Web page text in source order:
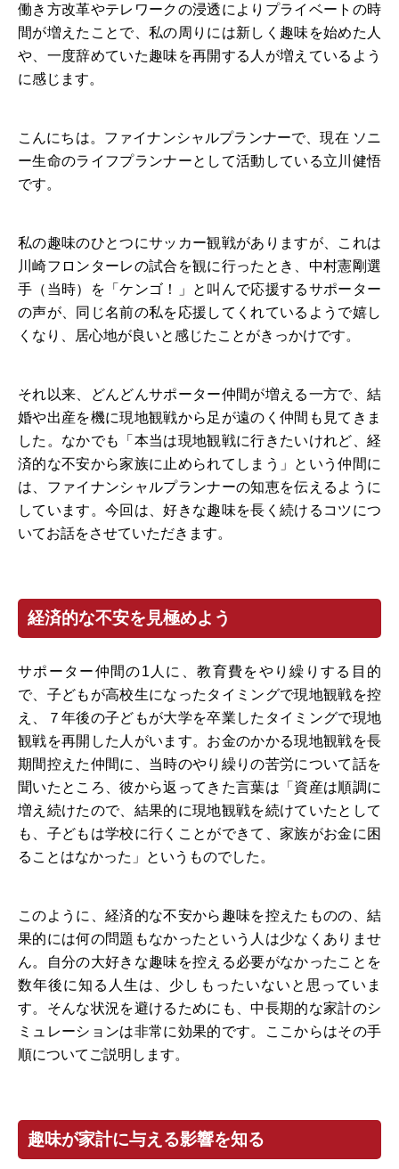
働き方改革やテレワークの浸透によりプライベートの時
間が増えたことで、私の周りには新しく趣味を始めた人
や、一度辞めていた趣味を再開する人が増えているよう
に感じます。
こんにちは。ファイナンシャルプランナーで、現在 ソニ
ー生命のライフプランナーとして活動している立川健悟
です。
私の趣味のひとつにサッカー観戦がありますが、これは
川崎フロンターレの試合を観に行ったとき、中村憲剛選
手（当時）を「ケンゴ！」と叫んで応援するサポーター
の声が、同じ名前の私を応援してくれているようで嬉し
くなり、居心地が良いと感じたことがきっかけです。
それ以来、どんどんサポーター仲間が増える一方で、結
婚や出産を機に現地観戦から足が遠のく仲間も見てきま
した。なかでも「本当は現地観戦に行きたいけれど、経
済的な不安から家族に止められてしまう」という仲間に
は、ファイナンシャルプランナーの知恵を伝えるように
しています。今回は、好きな趣味を長く続けるコツにつ
いてお話をさせていただきます。
経済的な不安を見極めよう
サポーター仲間の1人に、教育費をやり繰りする目的
で、子どもが高校生になったタイミングで現地観戦を控
え、７年後の子どもが大学を卒業したタイミングで現地
観戦を再開した人がいます。お金のかかる現地観戦を長
期間控えた仲間に、当時のやり繰りの苦労について話を
聞いたところ、彼から返ってきた言葉は「資産は順調に
増え続けたので、結果的に現地観戦を続けていたとして
も、子どもは学校に行くことができて、家族がお金に困
ることはなかった」というものでした。
このように、経済的な不安から趣味を控えたものの、結
果的には何の問題もなかったという人は少なくありませ
ん。自分の大好きな趣味を控える必要がなかったことを
数年後に知る人生は、少しもったいないと思っていま
す。そんな状況を避けるためにも、中長期的な家計のシ
ミュレーションは非常に効果的です。ここからはその手
順についてご説明します。
趣味が家計に与える影響を知る